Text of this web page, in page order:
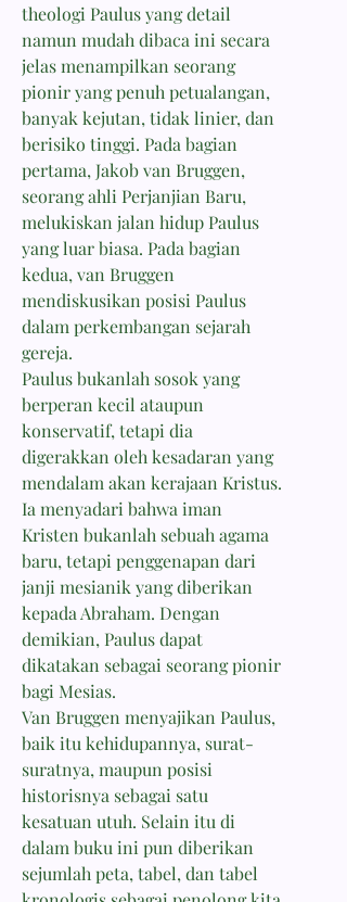
theologi Paulus yang detail
namun mudah dibaca ini secara
jelas menampilkan seorang
pionir yang penuh petualangan,
banyak kejutan, tidak linier, dan
berisiko tinggi. Pada bagian
pertama, Jakob van Bruggen,
seorang ahli Perjanjian Baru,
melukiskan jalan hidup Paulus
yang luar biasa. Pada bagian
kedua, van Bruggen
mendiskusikan posisi Paulus
dalam perkembangan sejarah
gereja.
Paulus bukanlah sosok yang
berperan kecil ataupun
konservatif, tetapi dia
digerakkan oleh kesadaran yang
mendalam akan kerajaan Kristus.
Ia menyadari bahwa iman
Kristen bukanlah sebuah agama
baru, tetapi penggenapan dari
janji mesianik yang diberikan
kepada Abraham. Dengan
demikian, Paulus dapat
dikatakan sebagai seorang pionir
bagi Mesias.
Van Bruggen menyajikan Paulus,
baik itu kehidupannya, surat-
suratnya, maupun posisi
historisnya sebagai satu
kesatuan utuh. Selain itu di
dalam buku ini pun diberikan
sejumlah peta, tabel, dan tabel